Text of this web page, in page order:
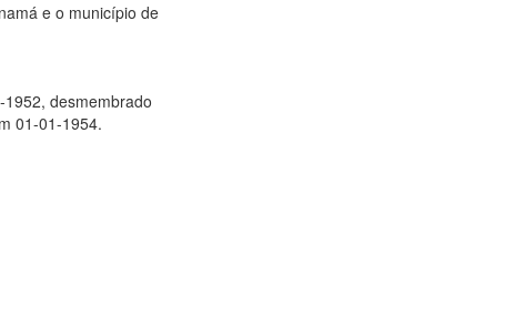
e o município de
desmembrado
01-01-1954.